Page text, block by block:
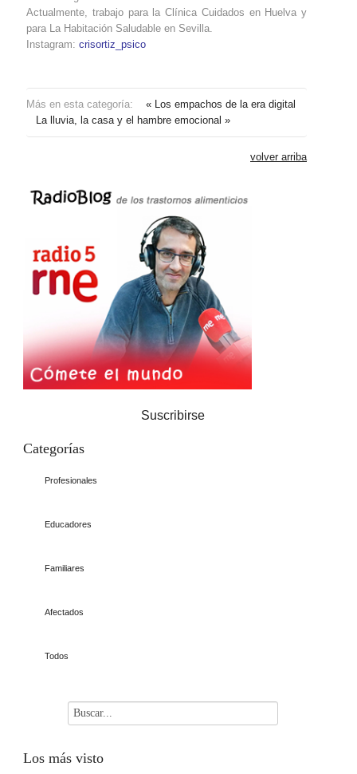
Actualmente, trabajo para la Clínica Cuidados en Huelva y
para La Habitación Saludable en Sevilla.
Instagram: crisortiz_psico
Más en esta categoría:
« Los empachos de la era digital
La lluvia, la casa y el hambre emocional »
volver arriba
Suscribirse
Categorías
Profesionales
Educadores
Familiares
Afectados
Todos
Los más visto